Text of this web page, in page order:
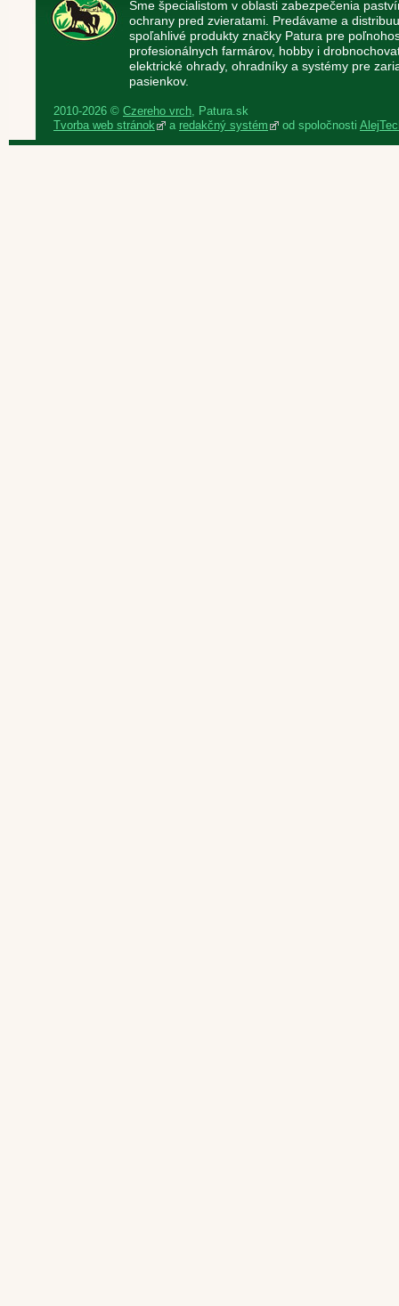
Sme špecialistom v oblasti zabezpečenia
ochrany pred zvieratami. Predávame a
spoľahlivé produkty značky Patura pre
profesionálnych farmárov, hobby i
elektrické ohrady, ohradníky a systémy pre
pasienkov.
2010-2026 © Czereho vrch, Patura.sk
Tvorba web stránok
a redakčný systém od spoločnosti